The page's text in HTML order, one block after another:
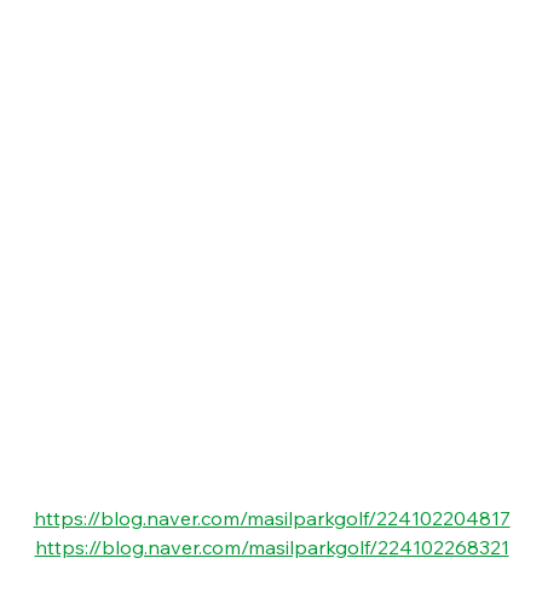
https://blog.naver.com/masilparkgolf/224102204817
https://blog.naver.com/masilparkgolf/224102268321